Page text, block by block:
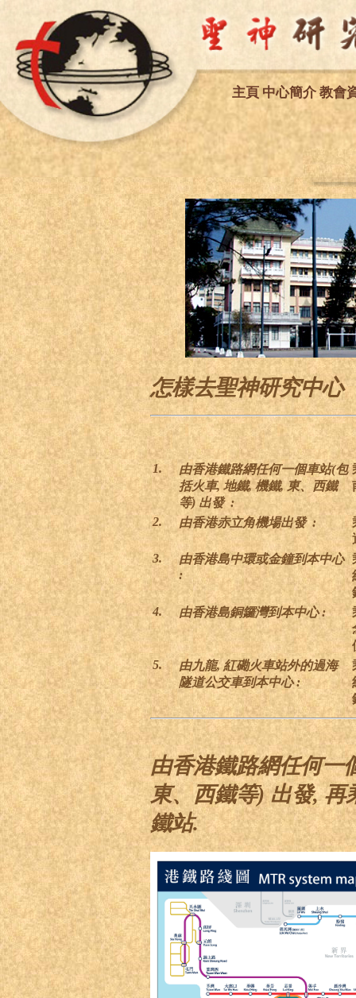
主頁 中心簡介 教會
怎樣去聖神研究中心
1.
由香港鐵路網任何一個車站(包
括火車, 地鐵, 機鐵, 東、 西鐵
等) 出發:
2. 由香港赤立角機場出發 :
3.
由香港島中環或金鐘到本中心
:
4.
由香港島銅鑼灣到本中心 :
5.
由九龍, 紅磡火車站外的過海
隧道公交車到本中心 :
由香港鐵路網任何一
東、西鐵等) 出發, 再
鐵站.